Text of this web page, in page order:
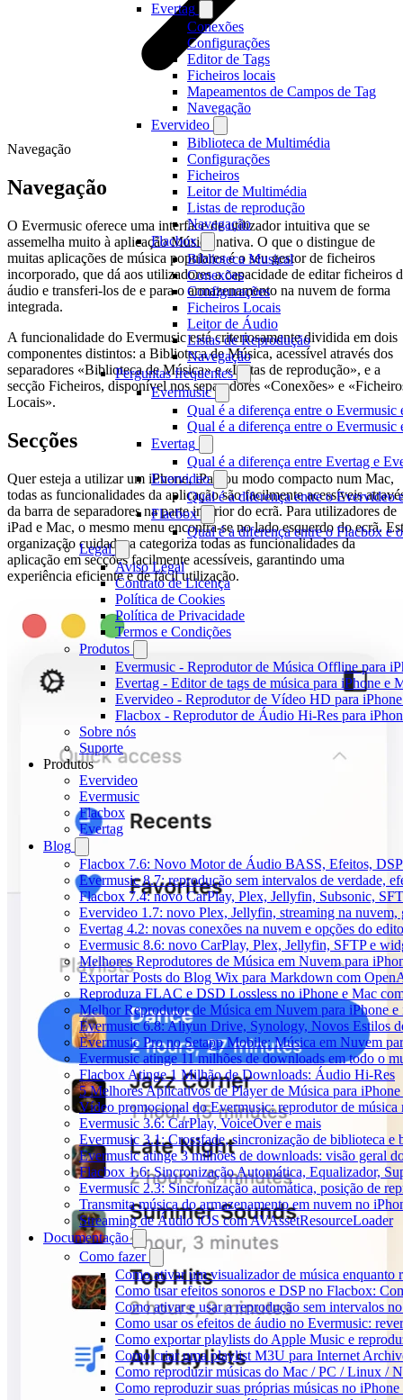
Evertag
Conexões
Configurações
Editor de Tags
Ficheiros locais
Mapeamentos de Campos de Tag
Navegação
Evervideo
Biblioteca de Multimédia
Configurações
Ficheiros
Leitor de Multimédia
Listas de reprodução
Navegação
Flacbox
Biblioteca Musical
Conexões
Configurações
Ficheiros Locais
Leitor de Áudio
Listas de Reprodução
Navegação
Perguntas frequentes
Evermusic
Qual é a diferença entre o Evermusic
Qual é a diferença entre o
Evertag
Qual é a diferença entre Evertag e
Evervideo
Qual é a diferença entre o Evervideo
Flacbox
Qual é a diferença entre o Flacbox e
Legal
Aviso Legal
Contrato de Licença
Política de Cookies
Política de Privacidade
Termos e Condições
Produtos
Evermusic - Reprodutor de Música Offline para
Evertag - Editor de tags de música para iPhone e
Evervideo - Reprodutor de Vídeo HD para
Flacbox - Reprodutor de Áudio Hi-Res para
Sobre nós
Suporte
Produtos
Evervideo
Evermusic
Flacbox
Evertag
Blog
Flacbox 7.6: Novo Motor de Áudio BASS, Efeitos,
Evermusic 8.7: reprodução sem intervalos de verdade,
Flacbox 7.4: novo CarPlay, Plex, Jellyfin, Subsonic,
Evervideo 1.7: novo Plex, Jellyfin, streaming na nuvem,
Evertag 4.2: novas conexões na nuvem e opções do
Evermusic 8.6: novo CarPlay, Plex, Jellyfin, SFTP e
Melhores Reprodutores de Música em Nuvem para
Exportar Posts do Blog Wix para Markdown com
Reproduza FLAC e DSD Lossless no iPhone e Mac
Melhor Reprodutor de Música em Nuvem para iPhone e
Evermusic 6.8: Aliyun Drive, Synology, Novos Estilos
Evermusic Pro no Setapp Mobile: Música em Nuvem
Evermusic atinge 11 milhões de downloads em todo o
Flacbox Atinge 1 Milhão de Downloads: Áudio Hi-Res
5 Melhores Aplicativos de Player de Música para
Vídeo promocional do Evermusic: reprodutor de música
Evermusic 3.6: CarPlay, VoiceOver e mais
Evermusic 3.1: Crossfade, sincronização de biblioteca e
Evermusic atinge 3 milhões de downloads: visão geral
Flacbox 1.6: Sincronização Automática, Equalizador,
Evermusic 2.3: Sincronização automática, posição de
Transmita música do armazenamento em nuvem no
Streaming de Áudio iOS com AVAssetResourceLoader
Documentação
Como fazer
Como ativar um visualizador de música enquanto
Como usar efeitos sonoros e DSP no Flacbox:
Como ativar e usar a reprodução sem intervalos
Como usar os efeitos de áudio no Evermusic:
Como exportar playlists do Apple Music e
Como criar uma playlist M3U para Internet
Como reproduzir músicas do Mac / PC / Linux /
Como reproduzir suas próprias músicas no
Navegação
Navegação
O Evermusic oferece uma interface de utilizador intuitiva que se
assemelha muito à aplicação Música nativa. O que o distingue de
muitas aplicações de música populares é o seu gestor de ficheiros
incorporado, que dá aos utilizadores a capacidade de editar ficheiros
áudio e transferi-los de e para o armazenamento na nuvem de forma
integrada.
A funcionalidade do Evermusic está criteriosamente dividida em dois
componentes distintos: a Biblioteca de Música, acessível através dos
separadores «Biblioteca de Música» e «Listas de reprodução», e a
secção Ficheiros, disponível nos separadores «Conexões» e
Locais».
Secções
Quer esteja a utilizar um iPhone, iPad ou modo compacto num Mac,
todas as funcionalidades da aplicação são facilmente acessíveis
da barra de separadores na parte inferior do ecrã. Para utilizadores de
iPad e Mac, o mesmo menu encontra-se no lado esquerdo do ecrã.
organização cuidadosa categoriza todas as funcionalidades da
aplicação em secções facilmente acessíveis, garantindo uma
experiência eficiente e de fácil utilização.